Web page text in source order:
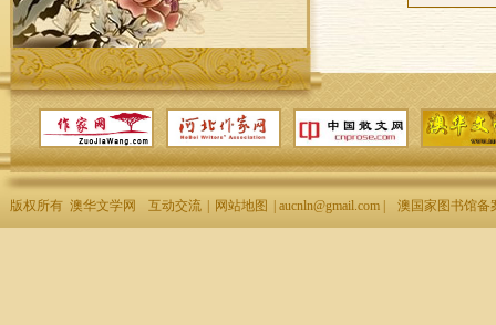
版权所有 澳华文学网 互动交流 网站地图 | aucnln@gmail.com | 澳国家图书馆备